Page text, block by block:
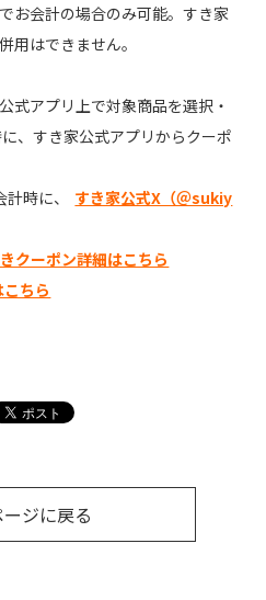
お会計の場合のみ可能。すき家
用はできません。
式アプリ上で対象商品を選択・
、すき家公式アプリからクーポ
時に、
すき家公式X（＠sukiy
クーポン詳細はこちら
ちら
ジに戻る